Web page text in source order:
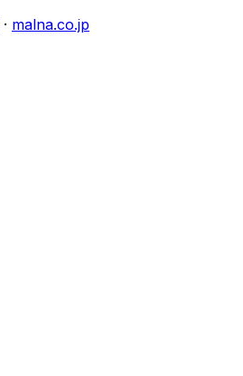
· malna.co.jp